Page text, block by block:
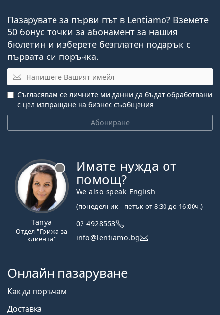
Пазарувате за първи път в Lentiamo? Вземете
50 бонус точки за абонамент за нашия
бюлетин и изберете безплатен подарък с
първата си поръчка.
Имейл
Абониране
Съгласявам се личните ми данни да бъдат обработвани
с цел изпращане на бизнес съобщения
Tanya
Отдел "Грижа за
клиента"
Имате нужда от
помощ?
We also speak English
(понеделник - петък от 8:30 до 16:00ч.)
02 4928553
info@lentiamo.bg
Онлайн пазаруване
Как да поръчам
Доставка